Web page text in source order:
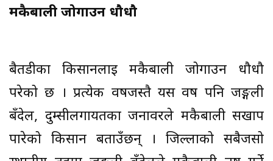
मकैबाली जोगाउन धौधौ
बैतडीका किसानलाई मकैबाली जोगाउन धौधौ
परेको छ । प्रत्येक वर्षजस्तै यस वर्ष पनि जङ्गली
बँदेल, दुम्सीलगायतका जनावरले मकैबाली सखाप
पारेको किसान बताउँछन् । जिल्लाको सबैजसो